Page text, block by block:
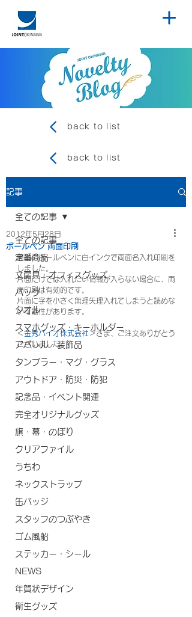
back to list
back to list
記事
全ての記事
定番商品
文房具・オフィスグッズ
バッグ
タオル
スマホグッズ・キーホルダー
アパレル・装飾品
タンブラー・マグ・グラス
アウトドア・防災・防犯
記念品・イベント関連
完全オリジナルグッズ
旗・幕・のぼり
クリアファイル
うちわ
ネックストラップ
缶バッジ
スタッフのつぶやき
ゴム風船
ステッカー・シール
NEWS
年賀状デザイン
衛生グッズ
全ての記事
ボールペン 両面印刷
2012年5月28日
黒軸のボールペンに白インクで両面名入れ印刷を
しました。
片面だけでは入れたい情報が入らない場合に、両
面印刷は有効的です。
片面に字を小さく無理矢理入れてしまうと読めな
い可能性があります。
＜金秀バイオ株式会社 ＞さま、ご注文ありがとう
ございました。